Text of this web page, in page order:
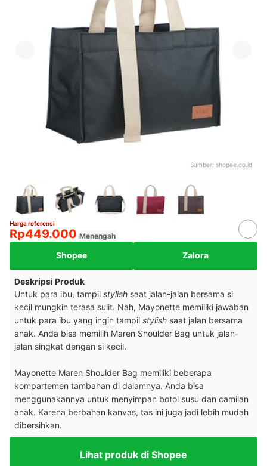
Sumber: shopee.co.id
Harga referensi
Rp449.000 Menengah
Shopee Zalora
Deskripsi Produk
Untuk para ibu, tampil stylish saat jalan-jalan bersama si
kecil mungkin terasa sulit. Nah, Mayonette memiliki jawaban
untuk para ibu yang ingin tampil stylish saat jalan bersama
anak. Anda bisa memilih Maren Shoulder Bag untuk jalan-
jalan singkat dengan si kecil.
Mayonette Maren Shoulder Bag memiliki beberapa
kompartemen tambahan di dalamnya. Anda bisa
menggunakannya untuk menyimpan botol susu dan camilan
anak. Karena berbahan kanvas, tas ini juga jadi lebih mudah
dibersihkan.
Lihat produk di Shopee